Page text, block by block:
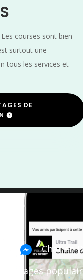
courses sont bien
surtout une
tous les services et
DE
Marche Nordique
Chat en
Pages